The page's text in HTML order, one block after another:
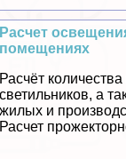
Расчет
помещениях
Расчёт
светильников, а
жилых и
Расчет